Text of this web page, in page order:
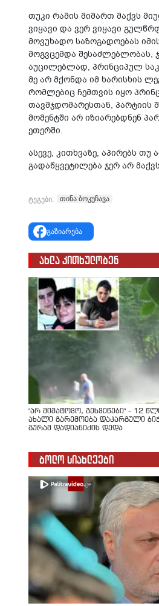
თუკი რამის მიმართ მაქვს
ვიყავი და ვერ ვიყავი
მოვუხადო საზოგადოებას
მოგვცემდა შესაძლებლობას,
აუცილებლად, პრინციპულ
მე არ მქონდა იმ ხარისხის
რომლებიც ჩემთვის იყო
თავმჯდომარესთან, პარტიის
მომენტში არ იზიარებდნენ
ეთერში.
ასევე, კითხვაზე, აპირებს თუ
გადაწყვეტილება ჯერ არ
ტეგები: თინა ბოკუჩავა
გაზიარება
ახლა კითხულობენ
"არ მიმატოვო, გეხვეწები" - 12
ახალი გარემოება დაკარგული
გურამ დადიანიძის დედა
ბოლო სიახლეები